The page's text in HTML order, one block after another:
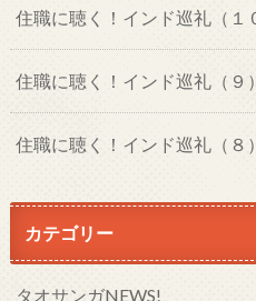
住職に聴く！インド巡礼（１
住職に聴く！インド巡礼（９
住職に聴く！インド巡礼（８
カテゴリー
タオサンガNEWS!